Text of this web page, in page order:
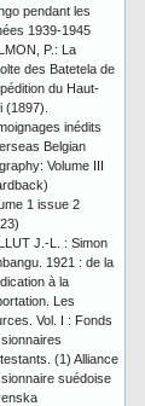
pendant les
1939-1945
P.: La
des Batetela de
du Haut-
(1897).
inédits
Belgian
Volume III
1 issue 2
J.-L. : Simon
1921 : de la
à la
Les
Vol. I : Fonds
(1) Alliance
suédoise